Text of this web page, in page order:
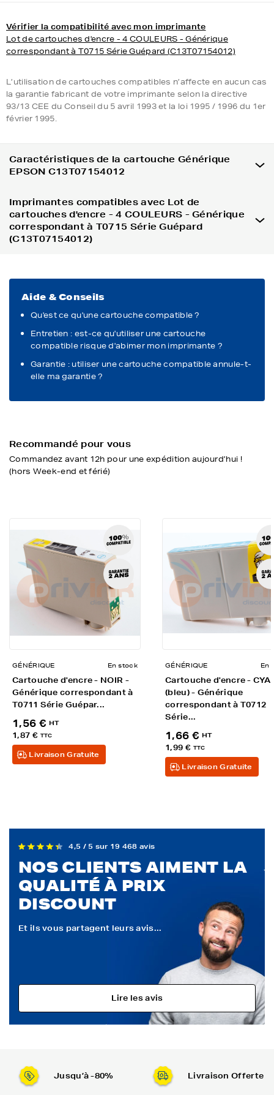
Vérifier la compatibilité avec mon imprimante
Lot de cartouches d'encre - 4 COULEURS - Générique
correspondant à T0715 Série Guépard (C13T07154012)
L’utilisation de cartouches compatibles n’affecte en aucun cas
la garantie fabricant de votre imprimante selon la directive
93/13 CEE du Conseil du 5 avril 1993 et la loi 1995 / 1996 du 1er
février 1995.
Caractéristiques de la cartouche Générique
EPSON C13T07154012
Imprimantes compatibles avec Lot de
cartouches d'encre - 4 COULEURS - Générique
correspondant à T0715 Série Guépard
(C13T07154012)
Aide & Conseils
Qu'est ce qu'une cartouche compatible ?
Entretien : est-ce qu'utiliser une cartouche
compatible risque d'abimer mon imprimante ?
Garantie : utiliser une cartouche compatible annule-t-
elle ma garantie ?
Recommandé pour vous
Commandez avant 12h pour une expédition aujourd’hui !
(hors Week-end et férié)
GÉNÉRIQUE En stock
Cartouche d'encre - NOIR -
Générique correspondant à
T0711 Série Guépar...
1,56 € HT
1,87 € TTC
Livraison Gratuite
GÉNÉRIQUE En
Cartouche d'encre -
(bleu) - Générique
correspondant à T0712
Série...
1,66 € HT
1,99 € TTC
Livraison Gratuite
4,5 / 5 sur 19 468 avis
NOS CLIENTS AIMENT LA
QUALITÉ À PRIX
DISCOUNT
Et ils vous partagent leurs avis...
Lire les avis
Jusqu’à -80% Livraison Offerte